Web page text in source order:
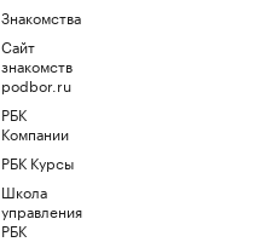
Знакомства
Сайт
знакомств
podbor.ru
РБК
Компании
РБК Курсы
Школа
управления
РБК